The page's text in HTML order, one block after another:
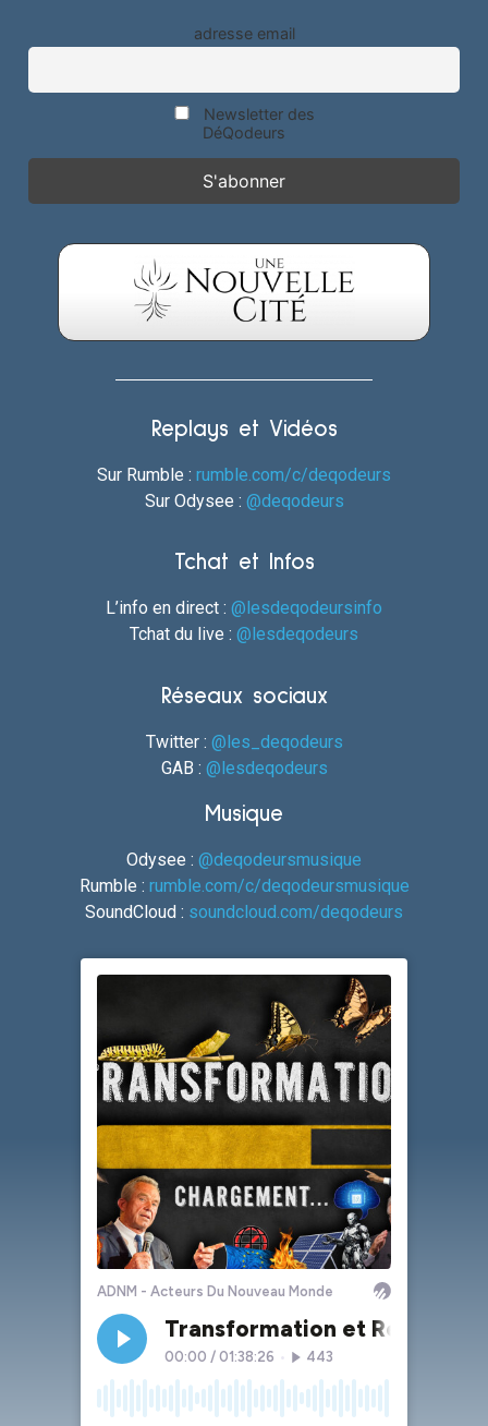
adresse email
Newsletter des
DéQodeurs
Replays et Vidéos
Sur Rumble : rumble.com/c/deqodeurs
Sur Odysee : @deqodeurs
Tchat et Infos
L’info en direct : @lesdeqodeursinfo
Tchat du live : @lesdeqodeurs
Réseaux sociaux
Twitter : @les_deqodeurs
GAB : @lesdeqodeurs
Musique
Odysee : @deqodeursmusique
Rumble : rumble.com/c/deqodeursmusique
SoundCloud : soundcloud.com/deqodeurs